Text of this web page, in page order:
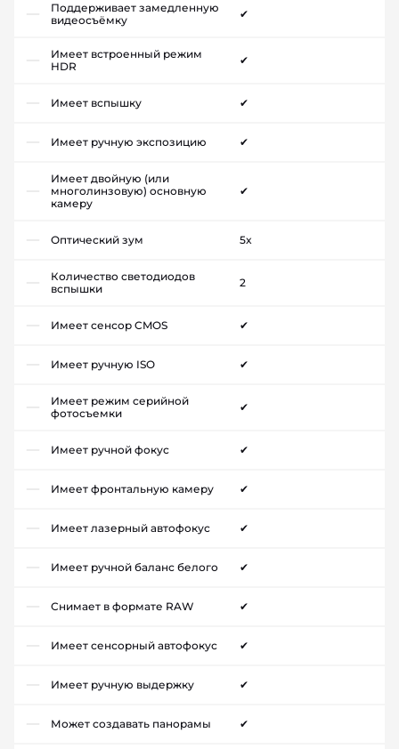
Поддерживает замедленную
видеосъёмку
✔
Имеет встроенный режим
HDR
✔
Имеет вспышку ✔
Имеет ручную экспозицию ✔
Имеет двойную (или
многолинзовую) основную
камеру
✔
Оптический зум 5x
Количество светодиодов
вспышки
2
Имеет сенсор CMOS ✔
Имеет ручную ISO ✔
Имеет режим серийной
фотосъемки
✔
Имеет ручной фокус ✔
Имеет фронтальную камеру ✔
Имеет лазерный автофокус ✔
Имеет ручной баланс белого ✔
Снимает в формате RAW ✔
Имеет сенсорный автофокус ✔
Имеет ручную выдержку ✔
Может создавать панорамы ✔